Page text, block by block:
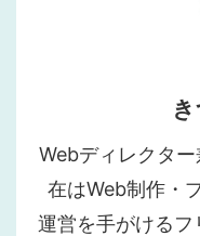
Webディレクタ
在はWeb制作・
運営を手がけるフ